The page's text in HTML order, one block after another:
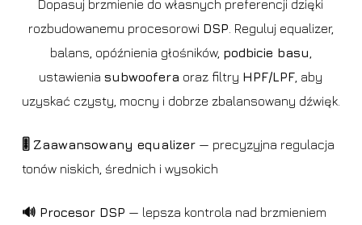
Dopasuj brzmienie do własnych preferencji dzięki
rozbudowanemu procesorowi DSP . Reguluj equalizer,
balans, opóźnienia głośników, podbicie basu
ustawieniasubwoofera oraz filtry HPF/LPF , aby
uzyskać czysty, mocny i dobrze zbalansowany dźwięk.
🎚️ Zaawansowany equalizer— precyzyjna regulacja
tonów niskich, średnich i wysokich
🔊 Procesor DSP — lepsza kontrola nad brzmieniem